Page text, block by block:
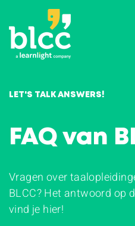
LET'S TALK ANSWERS!
FAQ van
Vragen over
BLCC? Het antwoord op
vind je hier!